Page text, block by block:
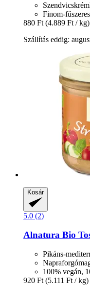
Finom-
880 Ft (4.889 Ft / kg)
Szállítás eddig:
Kosár
5.0 (2)
Alnatura Bio
Pikáns-
100% vegán,
920 Ft (5.111 Ft / kg)